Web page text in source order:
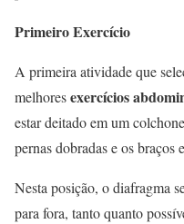
Primeiro Exercício
A primeira atividade que
melhoresexercícios
estar deitado em um
pernas dobradas e os
Nesta posição, o diafragma
para fora, tanto quanto